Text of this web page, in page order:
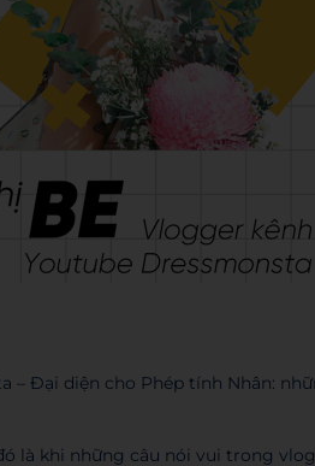
– Đại diện cho Phép tính Nhân:
là khi những câu nói vui trong